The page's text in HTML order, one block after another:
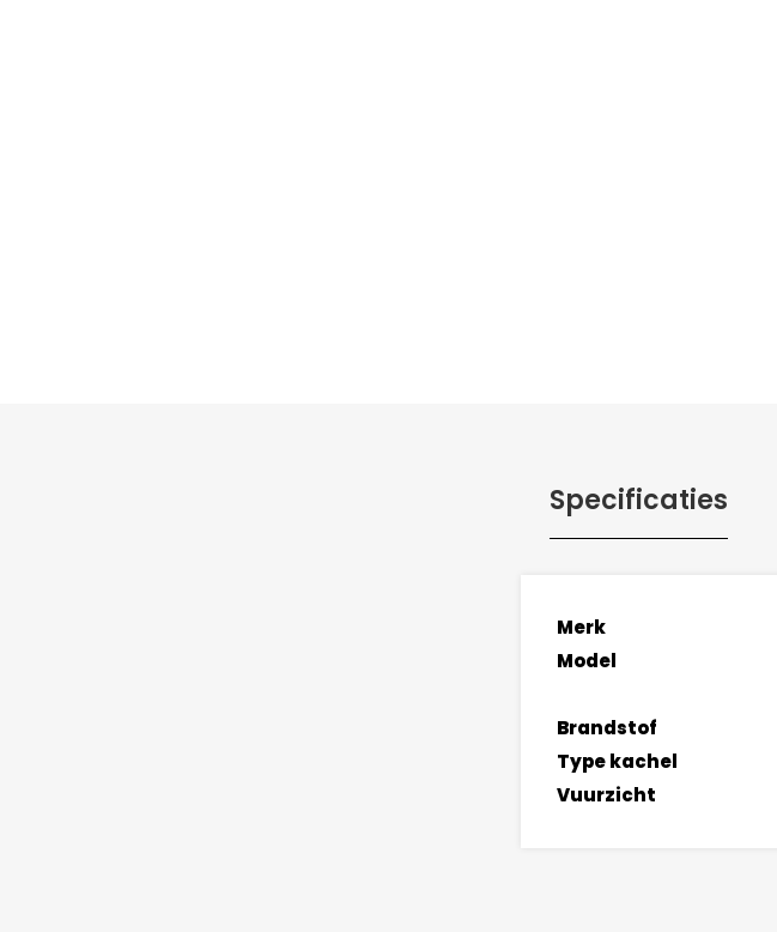
Specificaties
Merk
Model
Brandstof
Type kachel
Vuurzicht